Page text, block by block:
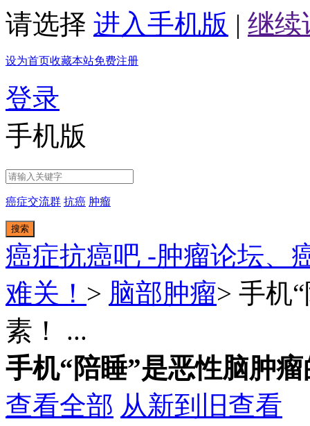
请选择 进入手机版 | 继续
设为首页收藏本站免费注册
登录
手机版
癌症交流群 抗癌 肿瘤
搜索
癌症抗癌吧 -肿瘤论坛、
难关！ > 脑部肿瘤> 手机
素！ ...
手机“陪睡”是恶性脑肿
查看全部 从新到旧查看